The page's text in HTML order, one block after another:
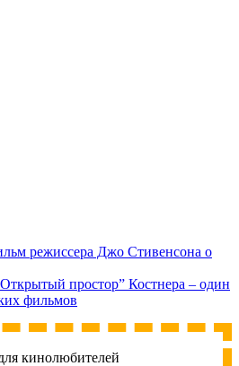
режиссера Джо Стивенсона о
простор” Костнера – один
фильмов
кинолюбителей